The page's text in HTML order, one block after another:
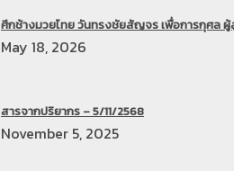
ศึกช้างมวยไทย วันทรงชัยสัญจร เพื่อการกุศล ผู้
May 18, 2026
สารจากปริยากร – 5/11/2568
November 5, 2025